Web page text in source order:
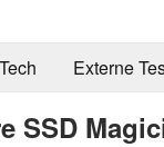
Externe
SSD